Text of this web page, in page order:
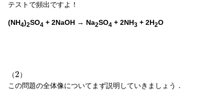
テストで頻出ですよ！
(NH4)2SO4 + 2NaOH → Na2SO4 + 2NH3 + 2H2O
（2）
この問題の全体像についてまず説明していきましょう．